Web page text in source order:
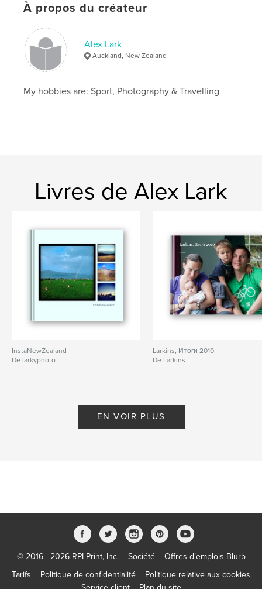
À propos du créateur
Alex Lark
Auckland, New Zealand
My hobbies are: Sport, Photography & Travelling
Livres de Alex Lark
InstaNewZealand
De larkyphoto
Larkins, Итоги 2010
De Larkins
EN VOIR PLUS
© 2016 - 2026 RPI Print, Inc. Société
Offres d’emplois Blurb
Tarifs
Politique de confidentialité
Politique relative aux cookies